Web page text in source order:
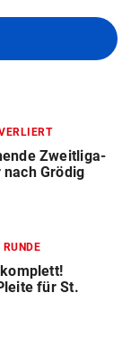
Zweitliga-
nach Grödig
für St.